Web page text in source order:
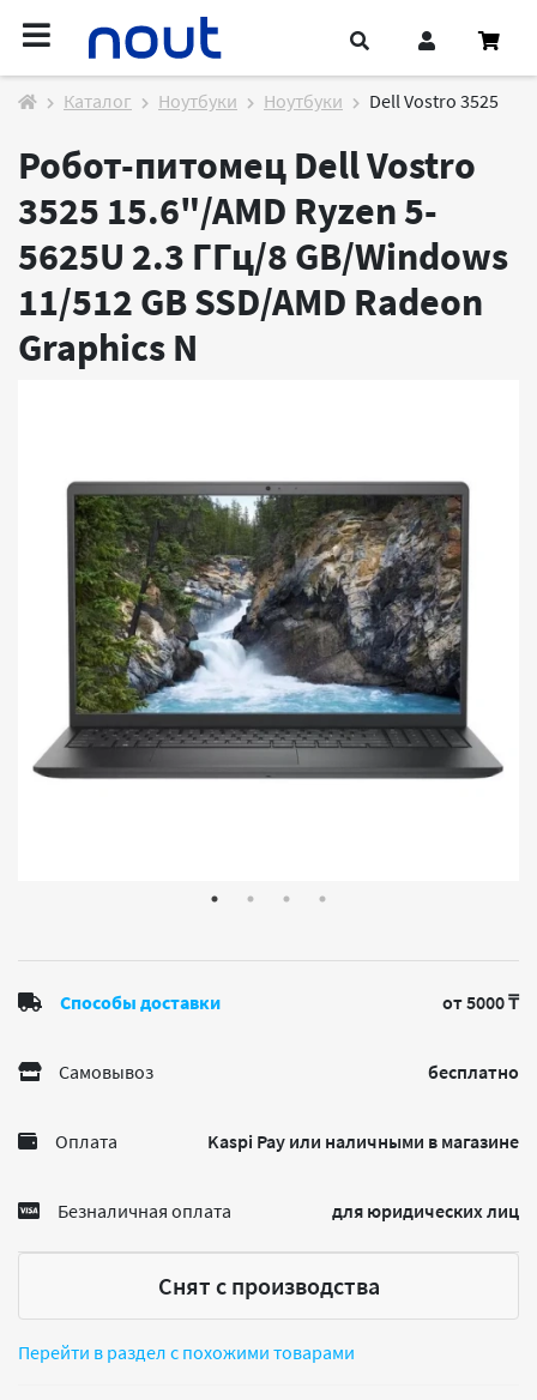
Каталог Ноутбуки Ноутбуки Dell Vostro 3525
Робот-питомец Dell Vostro
3525 15.6"/AMD Ryzen 5-
5625U 2.3 ГГц/8 GB/Windows
11/512 GB SSD/AMD Radeon
Graphics N
Способы доставки от 5000 ₸
Самовывоз бесплатно
Оплата Kaspi Pay или наличными в магазине
Безналичная оплата для юридических лиц
Снят с производства
Перейти в раздел с похожими товарами